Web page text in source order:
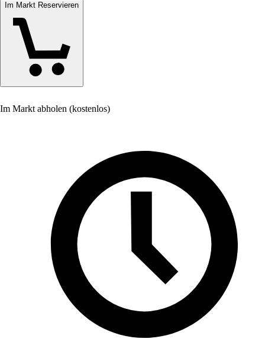
Im Markt Reservieren
Im Markt abholen (kostenlos)